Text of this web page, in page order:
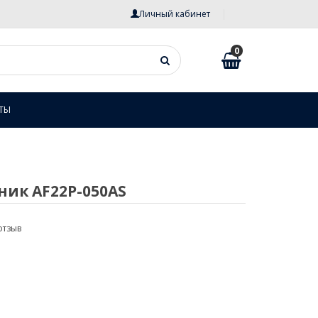
Личный кабинет
0
AF22P-050AS